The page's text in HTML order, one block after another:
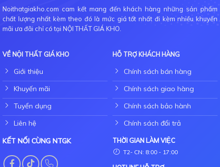
Noithatgiakho.com cam kết mang đến khách hàng những sản phẩm
chất lượng nhất kèm theo đó là mức giá tốt nhất đi kèm nhiều khuyến
mãi ưa đãi chỉ có tại NỘI THẤT GIÁ KHO.
VỀ NỘI THẤT GIÁ KHO
Giới thiệu
Khuyến mãi
Tuyển dụng
Liên hệ
HỖ TRỢ KHÁCH HÀNG
Chính sách bán hàng
Chính sách giao hàng
Chính sách bảo hành
Chính sách đổi trả
KẾT NỐI CÙNG NTGK
THỜI GIAN LÀM VIỆC
T2- CN: 8:00 - 17:00